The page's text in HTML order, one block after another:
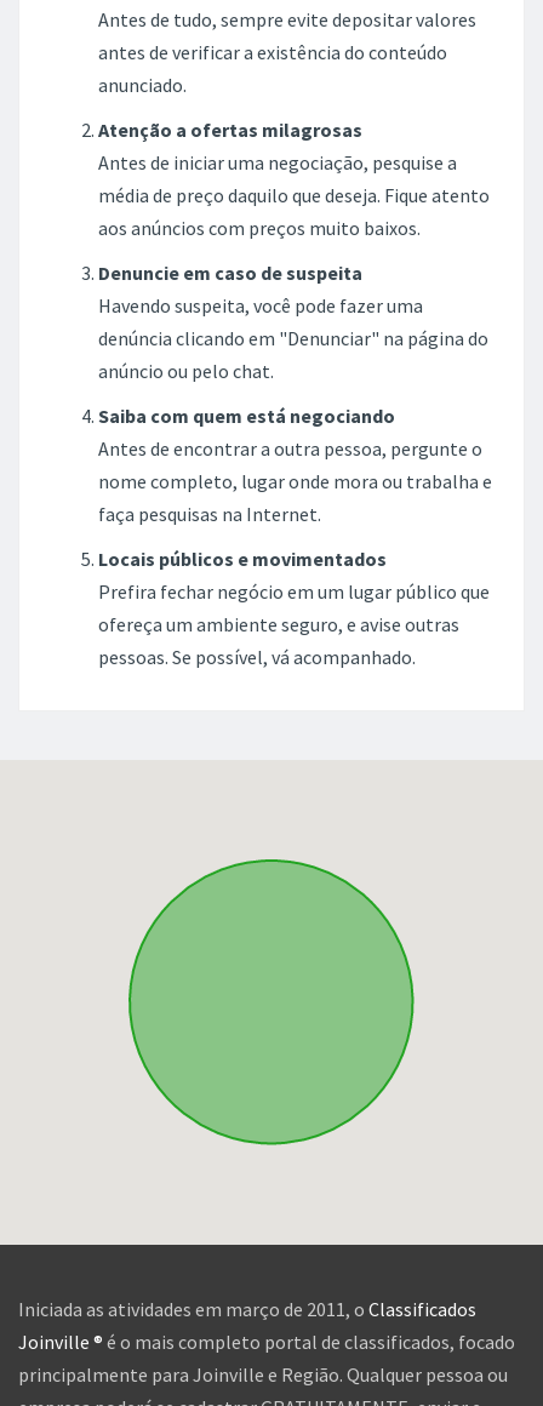
Antes de tudo, sempre evite depositar valores
antes de verificar a existência do conteúdo
anunciado.
Atenção a ofertas milagrosas
Antes de iniciar uma negociação, pesquise a
média de preço daquilo que deseja. Fique atento
aos anúncios com preços muito baixos.
Denuncie em caso de suspeita
Havendo suspeita, você pode fazer uma
denúncia clicando em "Denunciar" na página do
anúncio ou pelo chat.
Saiba com quem está negociando
Antes de encontrar a outra pessoa, pergunte o
nome completo, lugar onde mora ou trabalha e
faça pesquisas na Internet.
Locais públicos e movimentados
Prefira fechar negócio em um lugar público que
ofereça um ambiente seguro, e avise outras
pessoas. Se possível, vá acompanhado.
Iniciada as atividades em março de 2011, o Classificados
Joinville ® é o mais completo portal de classificados, focado
principalmente para Joinville e Região. Qualquer pessoa ou